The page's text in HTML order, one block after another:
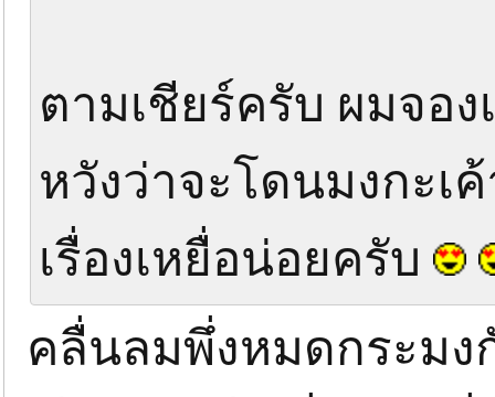
ตามเชียร์ครับ ผมจอง
หวังว่าจะโดนมงกะเ
เรื่องเหยื่อน่อยครับ
คลื่นลมพึ่งหมดกระมง